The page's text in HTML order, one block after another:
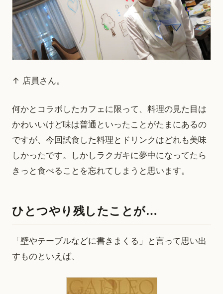
↑ 店員さん。
何かとコラボしたカフェに限って、料理の見た目は
かわいいけど味は普通といったことがたまにあるの
ですが、今回試食した料理とドリンクはどれも美味
しかったです。しかしラクガキに夢中になってたら
きっと食べることを忘れてしまうと思います。
ひとつやり残したことが…
「壁やテーブルなどに書きまくる」と言って思い出
すものといえば、